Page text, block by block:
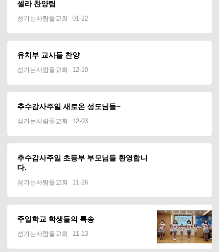
셀라 찬양팀
섬기는사람들교회 01-22
유치부 교사들 찬양
섬기는사람들교회 12-10
추수감사주일 새로온 성도님들~
섬기는사람들교회 12-03
추수감사주일 초등부 부모님들 환영합니
다.
섬기는사람들교회 11-26
주일학교 학생들의 특송
섬기는사람들교회 11-13